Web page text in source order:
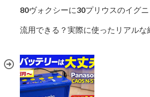
80ヴォクシーに30プリウスのイグ
流用できる？実際に使ったリアルな